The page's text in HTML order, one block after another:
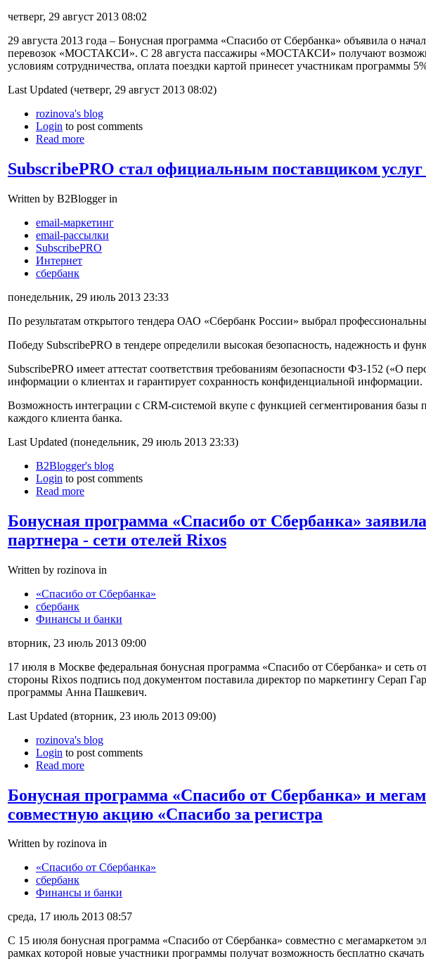
четверг, 29 август 2013 08:02
29 августа 2013 года – Бонусная программа «Спасибо от Сбербанка» объявила о
перевозок «МОСТАКСИ». С 28 августа пассажиры «МОСТАКСИ» получают
условиям сотрудничества, оплата поездки картой принесет участникам
Last Updated (четверг, 29 август 2013 08:02)
rozinova's blog
Login to post comments
Read more
SubscribePRO стал официальным поставщиком
Written by B2Blogger in
email-маркетинг
email-рассылки
SubscribePRO
Интернет
сбербанк
понедельник, 29 июль 2013 23:33
По результатам открытого тендера ОАО «Сбербанк России» выбрал
Победу SubscribePRO в тендере определили высокая безопасность, надежность и
SubscribePRO имеет аттестат соответствия требованиям безопасности ФЗ-152 («О
информации о клиентах и гарантирует сохранность конфиденциальной информации.
Возможность интеграции с CRM-системой вкупе с функцией сегментирования базы
каждого клиента банка.
Last Updated (понедельник, 29 июль 2013 23:33)
B2Blogger's blog
Login to post comments
Read more
Бонусная программа «Спасибо от Сбербанка»
партнера - сети отелей Rixos
Written by rozinova in
«Спасибо от Сбербанка»
сбербанк
Финансы и банки
вторник, 23 июль 2013 09:00
17 июля в Москве федеральная бонусная программа «Спасибо от Сбербанка» и сеть
стороны Rixos подпись под документом поставила директор по маркетингу Серап
программы Анна Пашкевич.
Last Updated (вторник, 23 июль 2013 09:00)
rozinova's blog
Login to post comments
Read more
Бонусная программа «Спасибо от Сбербанка» и
совместную акцию «Спасибо за регистра
Written by rozinova in
«Спасибо от Сбербанка»
сбербанк
Финансы и банки
среда, 17 июль 2013 08:57
С 15 июля бонусная программа «Спасибо от Сбербанка» совместно с мегамаркетом
рамках которой новые участники программы получат возможность бесплатно